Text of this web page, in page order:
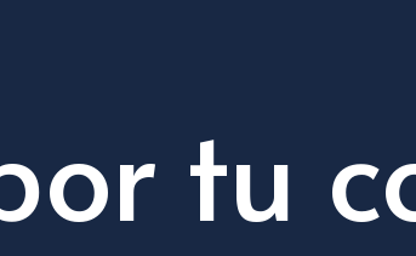
tu